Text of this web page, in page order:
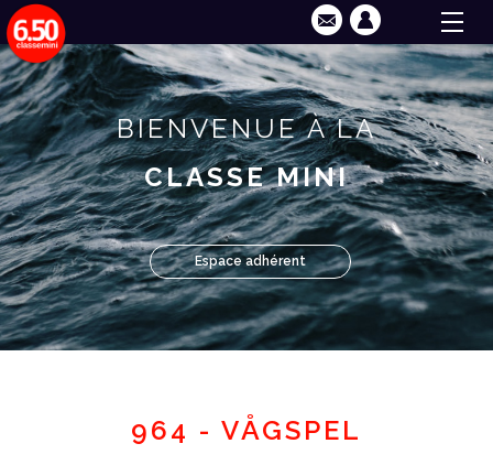
BIENVENUE À LA
CLASSE MINI
Espace adhérent
964 - VÅGSPEL